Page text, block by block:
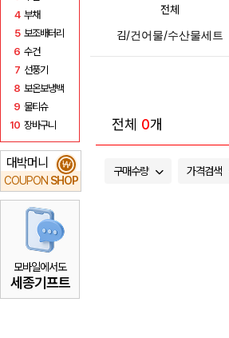
4 부채
5 보조배터리
6 수건
7 선풍기
8 보온보냉백
9 물티슈
10 장바구니
대박머니
COUPON SHOP
₩
모바일에서도
세종기프트
전체
김/건어물/수산물세트
전체 0개
구매수량 가격검색